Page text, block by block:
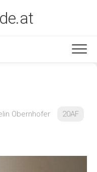
Obernhofer
20AF